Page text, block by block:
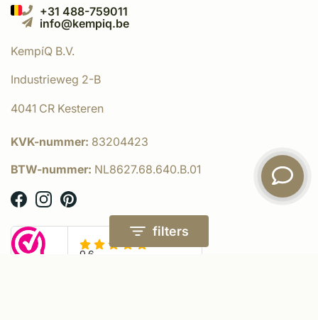
filters
+31 488-759011
info@kempiq.be
KempíQ B.V.
Industrieweg 2-B
4041 CR Kesteren
KVK-nummer: 83204423
BTW-nummer: NL8627.68.640.B.01